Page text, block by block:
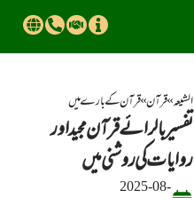
الشیعہ»قرآن»قــــرآن کے بارے میں
تفسیر بالرائے قرآن مجید اور
روایات کی روشنی میں
2025-08-